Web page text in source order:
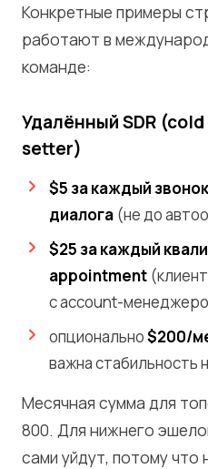
Конкретные примеры
работают в
команде:
Удалённый SDR
setter)
$5 за каждый
диалога (не до
$25 за каждый
appointment
с account-
опционально$200/
важна стабильность
Месячная сумма для
800. Для нижнего
сами уйдут, потому